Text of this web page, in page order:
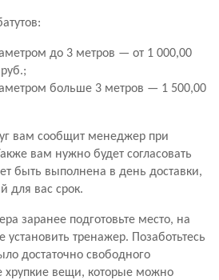
до 3 метров — от 1 000,00
больше 3 метров — 1 500,00
вам сообщит менеджер при
вам нужно будет согласовать
быть выполнена в день доставки,
для вас срок.
заранее подготовьте место, на
установить тренажер. Позаботьтесь
достаточно свободного
хрупкие вещи, которые можно